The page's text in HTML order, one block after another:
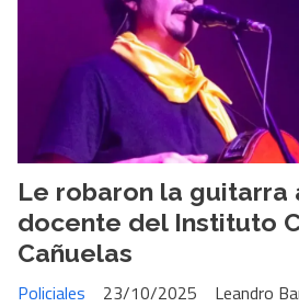
Le robaron la guitarra
docente del Instituto
Cañuelas
Leandro
Policiales 23/10/2025